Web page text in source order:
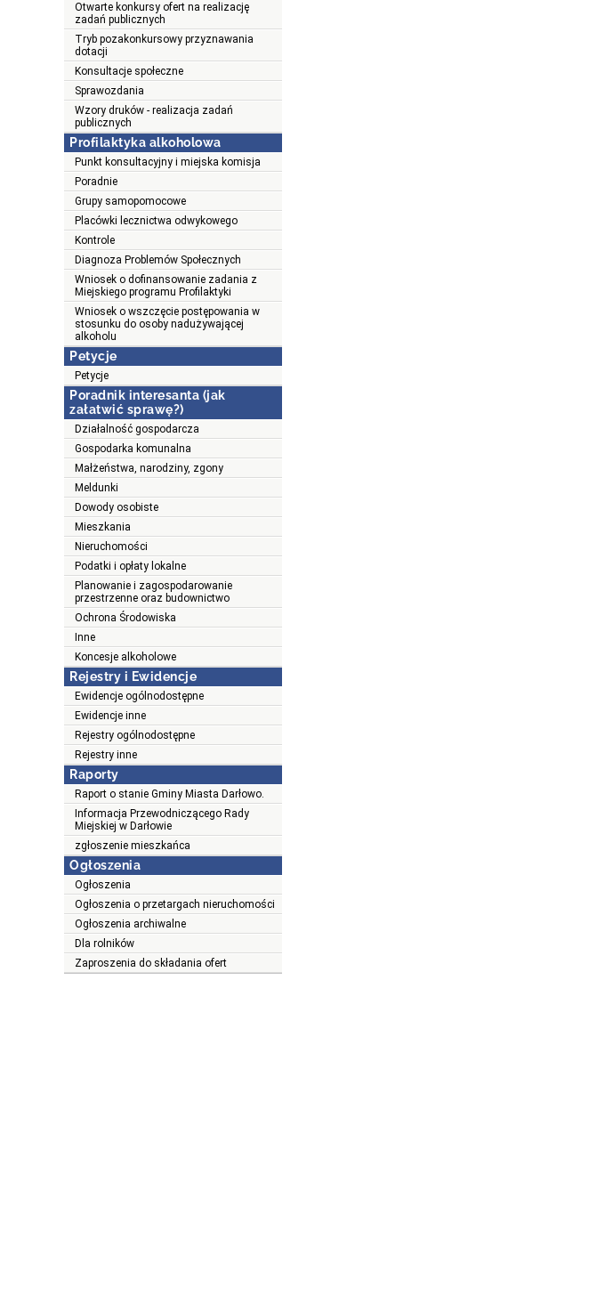
Otwarte konkursy ofert na realizację
zadań publicznych
Tryb pozakonkursowy przyznawania
dotacji
Konsultacje społeczne
Sprawozdania
Wzory druków - realizacja zadań
publicznych
Profilaktyka alkoholowa
Punkt konsultacyjny i miejska komisja
Poradnie
Grupy samopomocowe
Placówki lecznictwa odwykowego
Kontrole
Diagnoza Problemów Społecznych
Wniosek o dofinansowanie zadania z
Miejskiego programu Profilaktyki
Wniosek o wszczęcie postępowania w
stosunku do osoby nadużywającej
alkoholu
Petycje
Petycje
Poradnik interesanta (jak
załatwić sprawę?)
Działalność gospodarcza
Gospodarka komunalna
Małżeństwa, narodziny, zgony
Meldunki
Dowody osobiste
Mieszkania
Nieruchomości
Podatki i opłaty lokalne
Planowanie i zagospodarowanie
przestrzenne oraz budownictwo
Ochrona Środowiska
Inne
Koncesje alkoholowe
Rejestry i Ewidencje
Ewidencje ogólnodostępne
Ewidencje inne
Rejestry ogólnodostępne
Rejestry inne
Raporty
Raport o stanie Gminy Miasta Darłowo.
Informacja Przewodniczącego Rady
Miejskiej w Darłowie
zgłoszenie mieszkańca
Ogłoszenia
Ogłoszenia
Ogłoszenia o przetargach nieruchomości
Ogłoszenia archiwalne
Dla rolników
Zaproszenia do składania ofert